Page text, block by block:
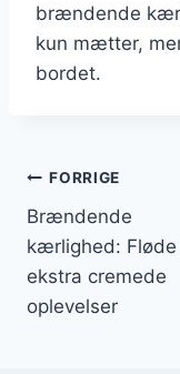
brændende
kun mætter,
bordet.
FORRIGE
Brændende
kærlighed:
ekstra cremede
oplevelser